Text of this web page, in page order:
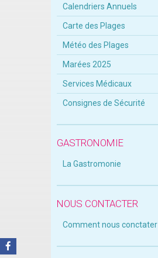
Calendriers Annuels
Carte des Plages
Météo des Plages
Marées 2025
Services Médicaux
Consignes de Sécurité
GASTRONOMIE
La Gastromonie
NOUS CONTACTER
Comment nous conctater